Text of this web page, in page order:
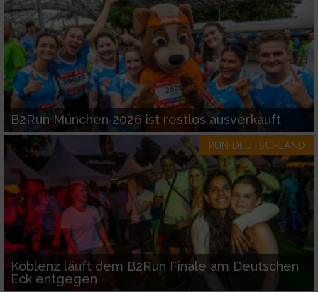
B2Run München 2026 ist restlos ausverkauft
RUN-DEUTSCHLAND
Koblenz läuft dem B2Run Finale am Deutschen
Eck entgegen